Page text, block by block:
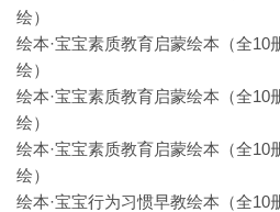
绘）
绘本·宝宝素质教育启蒙绘本（全10
绘）
绘本·宝宝素质教育启蒙绘本（全10
绘）
绘本·宝宝素质教育启蒙绘本（全10
绘）
绘本·宝宝行为习惯早教绘本（全10